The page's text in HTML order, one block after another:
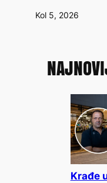
Kol 5, 2026
Krađe